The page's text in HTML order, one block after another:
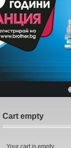
Cart empty
Your cart is empty.